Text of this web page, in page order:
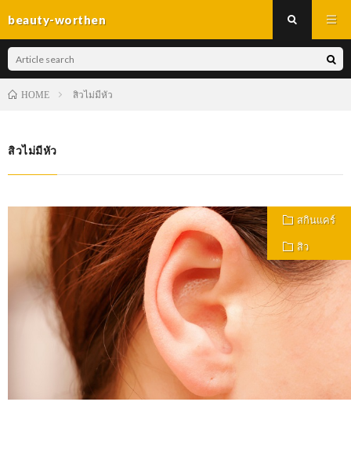
beauty-worthen
HOME สิวไม่มีหัว
สิวไม่มีหัว
สกินแคร์
สิว